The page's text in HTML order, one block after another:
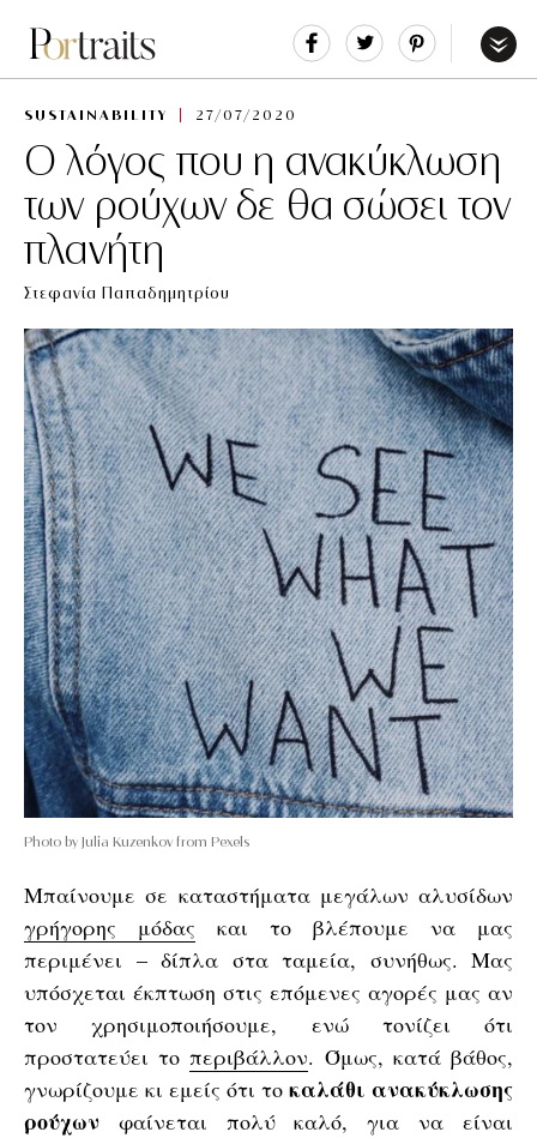
Share Tweet
SUSTAINABILITY 27/07/2020
Ο λόγος που η ανακύκλωση
των ρούχων δε θα σώσει τον
πλανήτη
Στεφανία Παπαδημητρίου
Photo by Julia Kuzenkov from Pexels
Μπαίνουμε σε καταστήματα μεγάλων αλυσίδων
γρήγορης μόδας και το βλέπουμε να μας
περιμένει – δίπλα στα ταμεία, συνήθως. Μας
υπόσχεται έκπτωση στις επόμενες αγορές μας αν
τον χρησιμοποιήσουμε, ενώ τονίζει ότι
προστατεύει τοπεριβάλλον. Όμως, κατά βάθος,
γνωρίζουμε κι εμείς ότι το καλάθι ανακύκλωσης
ρούχων φαίνεται πολύ καλό, για να είναι